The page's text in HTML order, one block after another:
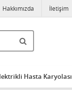
Hakkımızda İletişim
Hasta Karyolası